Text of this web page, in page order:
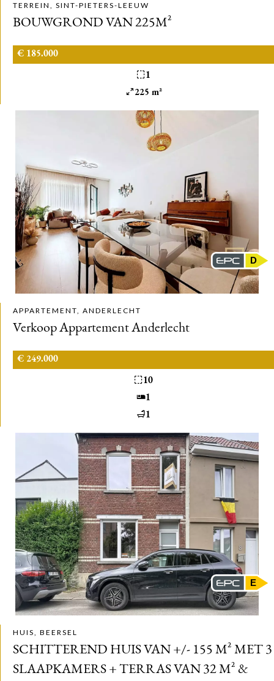
TERREIN, SINT-PIETERS-LEEUW
BOUWGROND VAN 225M²
€ 185.000
1
225 m²
APPARTEMENT, ANDERLECHT
Verkoop Appartement Anderlecht
€ 249.000
10
1
1
D
HUIS, BEERSEL
SCHITTEREND HUIS VAN +/- 155 M² MET 3
SLAAPKAMERS + TERRAS VAN 32 M² &
E